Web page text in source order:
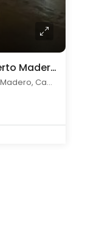
Cochera cubierta en Zencity Puerto Madero en Alquiler
Cochera Zencity Puerto Madero, Puerto Madero, Capital Federal